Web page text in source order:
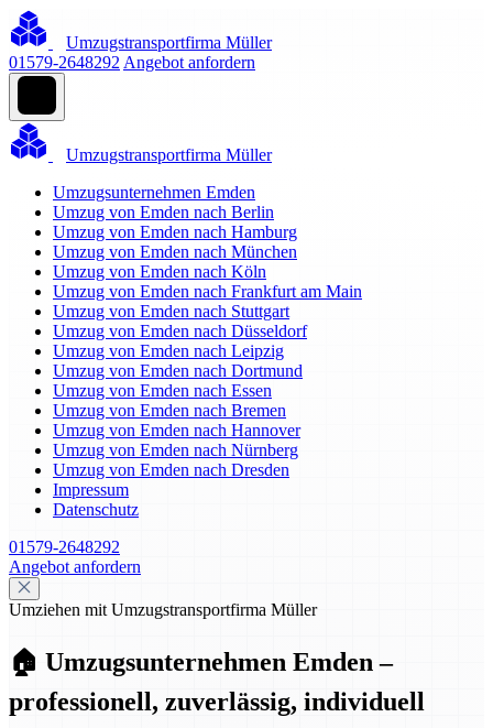
Umzugstransportfirma Müller
01579-2648292 Angebot anfordern
Umzugstransportfirma Müller
Umzugsunternehmen Emden
Umzug von Emden nach Berlin
Umzug von Emden nach Hamburg
Umzug von Emden nach München
Umzug von Emden nach Köln
Umzug von Emden nach Frankfurt am Main
Umzug von Emden nach Stuttgart
Umzug von Emden nach Düsseldorf
Umzug von Emden nach Leipzig
Umzug von Emden nach Dortmund
Umzug von Emden nach Essen
Umzug von Emden nach Bremen
Umzug von Emden nach Hannover
Umzug von Emden nach Nürnberg
Umzug von Emden nach Dresden
Impressum
Datenschutz
01579-2648292
Angebot anfordern
Umziehen mit Umzugstransportfirma Müller
🏠 Umzugsunternehmen Emden –
professionell, zuverlässig, individuell